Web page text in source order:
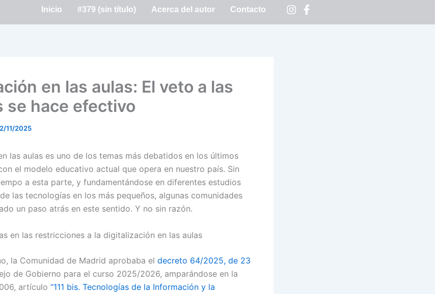
Inicio #379 (sin título) Acerca del autor Contacto
en las aulas: El veto a las
se hace efectivo
11/2025
las aulas es uno de los temas más debatidos en los últimos
el modelo educativo actual que opera en nuestro país. Sin
a esta parte, y fundamentándose en diferentes estudios
las tecnologías en los más pequeños, algunas comunidades
un paso atrás en este sentido. Y no sin razón.
en las restricciones a la digitalización en las aulas
la Comunidad de Madrid aprobaba el decreto 64/2025, de 23
de Gobierno para el curso 2025/2026, amparándose en la
artículo “111 bis. Tecnologías de la Información y la